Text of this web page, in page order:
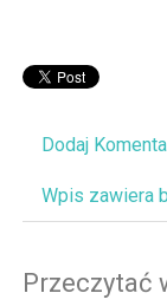
Dodaj
Wpis zawiera
Przeczytać